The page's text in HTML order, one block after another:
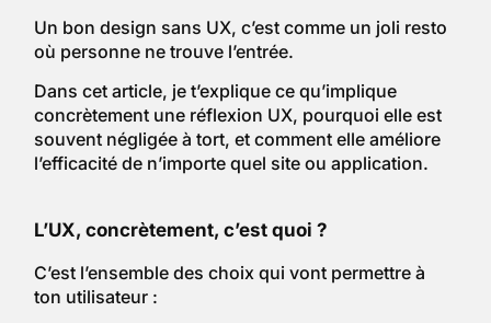
Un bon design sans UX, c’est comme un joli resto
où personne ne trouve l’entrée.
Dans cet article, je t’explique ce qu’implique
concrètement une réflexion UX, pourquoi elle est
souvent négligée à tort, et comment elle améliore
l’efficacité de n’importe quel site ou application.
L’UX, concrètement, c’est quoi ?
C’est l’ensemble des choix qui vont permettre à
ton utilisateur :